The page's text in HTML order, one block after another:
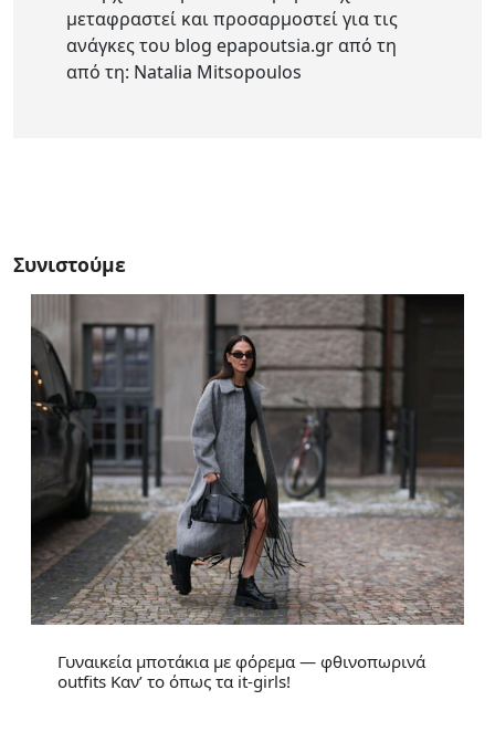
μεταφραστεί και προσαρμοστεί για τις
ανάγκες του blog epapoutsia.gr από τη
από τη: Natalia Mitsopoulos
Συνιστούμε
Γυναικεία μποτάκια με φόρεμα — φθινοπωρινά
outfits Καν’ το όπως τα it-girls!